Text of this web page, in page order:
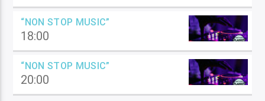
“NON STOP MUSIC”
18:00
“NON STOP MUSIC”
20:00